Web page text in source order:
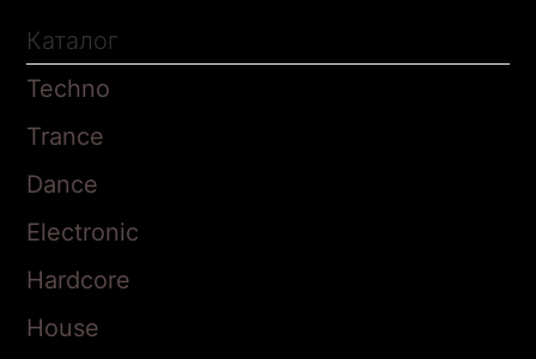
Каталог
Techno
Trance
Dance
Electronic
Hardcore
House